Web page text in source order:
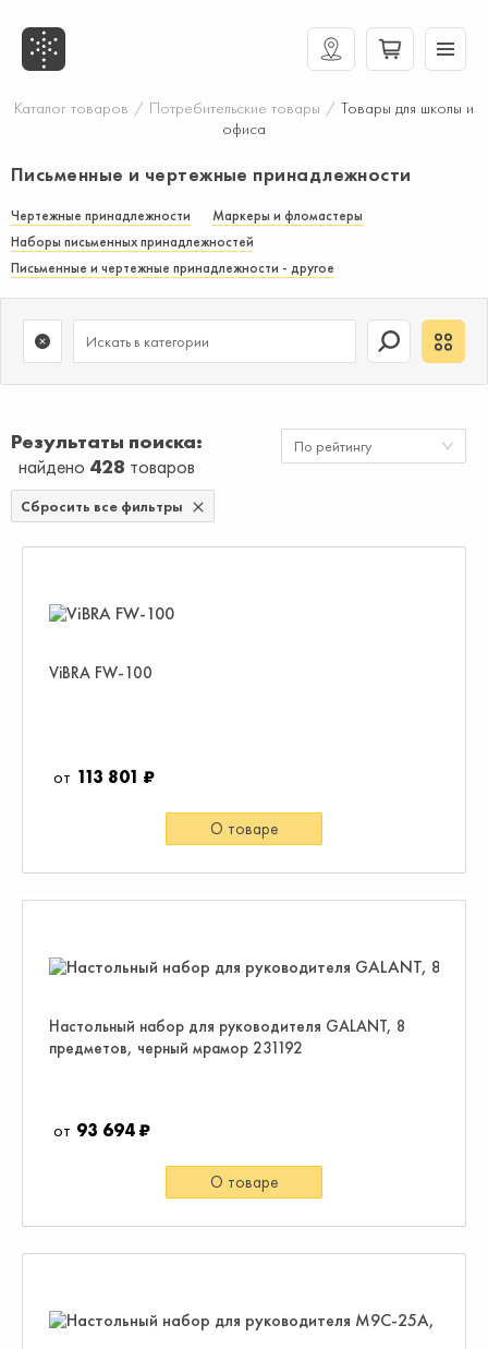
Каталог товаров / Потребительские товары / Товары для школы и
офиса
Письменные и чертежные принадлежности
Чертежные принадлежности
Маркеры и фломастеры
Наборы письменных принадлежностей
Письменные и чертежные принадлежности - другое
Результаты поиска
найдено 428 товаров
По рейтингу
Сбросить все фильтры
ViBRA FW-100
113 801 ₽
О товаре
Настольный набор для руководителя GALANT, 8
предметов, черный мрамор 231192
93 694 ₽
О товаре